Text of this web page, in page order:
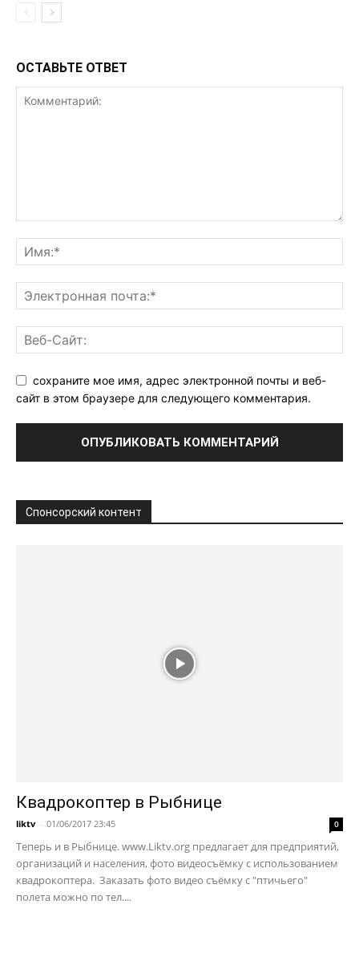
ОСТАВЬТЕ ОТВЕТ
сохраните мое имя, адрес электронной почты и веб-
сайт в этом браузере для следующего комментария.
Спонсорский контент
Квадрокоптер в Рыбнице
liktv - 01/06/2017 23:45 0
Теперь и в Рыбнице. www.Liktv.org предлагает для предприятий,
организаций и населения, фото видеосъёмку с использованием
квадрокоптера. Заказать фото видео съёмку с "птичьего"
полета можно по тел....